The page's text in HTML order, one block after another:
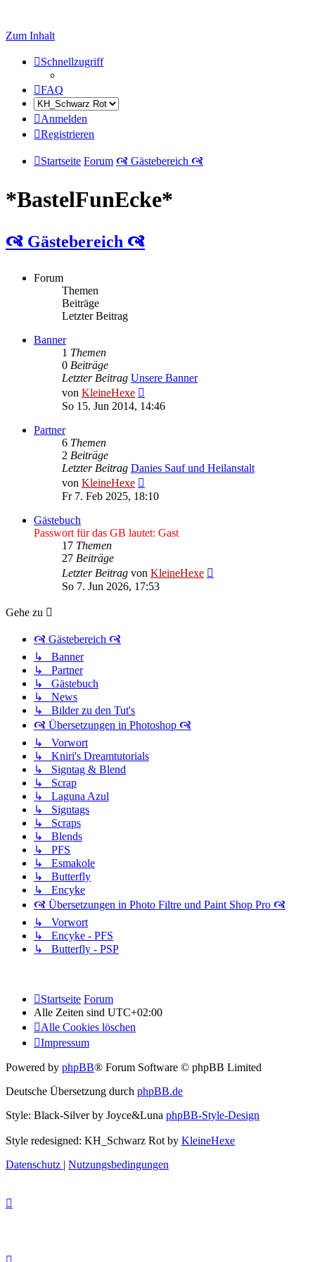
Zum Inhalt
Schnellzugriff
FAQ
Anmelden
Registrieren
Startseite Forum 🙧 Gästebereich 🙧
*BastelFunEcke*
🙧 Gästebereich 🙧
Forum
Themen
Beiträge
Letzter Beitrag
Banner
1 Themen
0 Beiträge
Letzter Beitrag Unsere Banner
von KleineHexe
Beitrag
So 15. Jun 2014, 14:46
Partner
6 Themen
2 Beiträge
Letzter Beitrag Danies Sauf und Heilanstalt
von KleineHexe
Beitrag
Fr 7. Feb 2025, 18:10
Gästebuch
Passwort für das GB lautet: Gast
17 Themen
27 Beiträge
Letzter Beitrag von KleineHexe
So 7. Jun 2026, 17:53
Gehe zu
🙧 Gästebereich 🙧
↳ Banner
↳ Partner
↳ Gästebuch
↳ News
↳ Bilder zu den Tut's
🙧 Übersetzungen in Photoshop 🙧
↳ Vorwort
↳ Kniri's Dreamtutorials
↳ Signtag & Blend
↳ Scrap
↳ Laguna Azul
↳ Signtags
↳ Scraps
↳ Blends
↳ PFS
↳ Esmakole
↳ Butterfly
↳ Encyke
🙧 Übersetzungen in Photo Filtre und Paint Shop Pro 🙧
↳ Vorwort
↳ Encyke - PFS
↳ Butterfly - PSP
Startseite Forum
Alle Zeiten sind UTC+02:00
Alle Cookies löschen
Impressum
Powered by phpBB® Forum Software © phpBB Limited
Deutsche Übersetzung durch phpBB.de
Style: Black-Silver by Joyce&Luna phpBB-Style-Design
Style redesigned: KH_Schwarz Rot by KleineHexe
Datenschutz | Nutzungsbedingungen